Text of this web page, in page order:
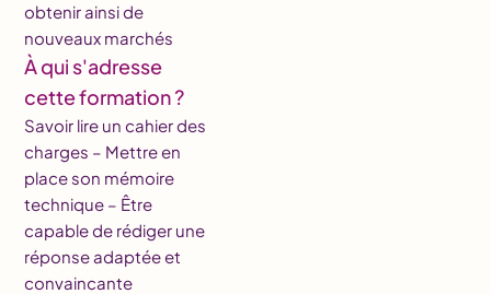
obtenir ainsi de
nouveaux marchés
À qui s'adresse
cette formation ?
Savoir lire un cahier des
charges – Mettre en
place son mémoire
technique – Être
capable de rédiger une
réponse adaptée et
convaincante